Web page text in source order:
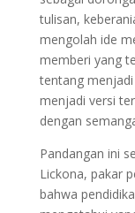
tulisan,
mengolah ide
memberi yang
tentang
menjadi versi
dengan
Pandangan ini
Lickona, pakar
bahwa